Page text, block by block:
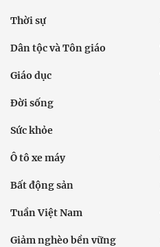
Thời sự
Dân tộc và Tôn giáo
Giáo dục
Đời sống
Sức khỏe
Ô tô xe máy
Bất động sản
Tuần Việt Nam
Giảm nghèo bền vững